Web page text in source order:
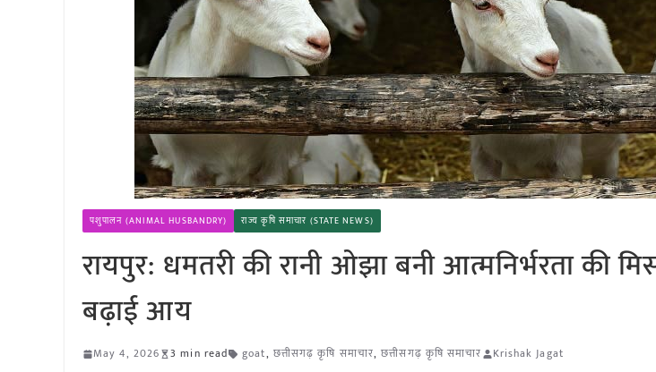
पशुपालन (ANIMAL HUSBANDRY) राज्य कृषि समाचार (STATE NEWS)
रायपुर: धमतरी की रानी ओझा बनी आत्मनिर्भरता की
बढ़ाई आय
May 4, 2026 3 min read goat, छत्तीसगढ़ कृषि समाचार,छत्तीसगढ़ कृषि समाचार Krishak Jagat